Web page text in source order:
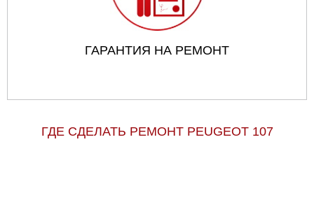
ГАРАНТИЯ НА РЕМОНТ
ГДЕ СДЕЛАТЬ РЕМОНТ PEUGEOT 107